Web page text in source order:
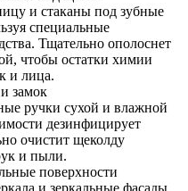
и стаканы под зубные
специальные
Тщательно ополоснет
чтобы остатки химии
и лица.
замок
ручки сухой и влажной
дезинфицирует
очистит щеколду
и пыли.
поверхности
и зеркальные фасады